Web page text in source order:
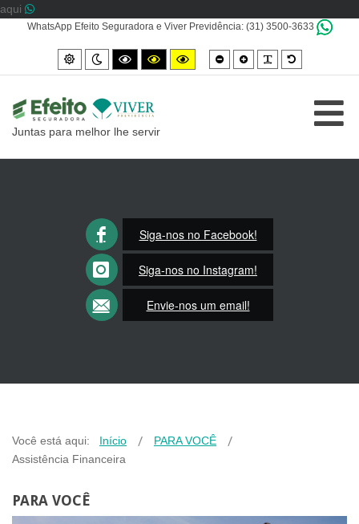
aqui
WhatsApp Efeito Seguradora e Viver Previdência: (31) 3500-3633
Default
mode
Night
mode
High
contrast
High
contrast
High
contrast
Smaller
font
Larger
font
Default
font
Juntas para melhor lhe servir
Siga-nos no Facebook!
Siga-nos no Instagram!
Envie-nos um email!
Você está aqui: Início
PARA VOCÊ
Assistência Financeira
PARA VOCÊ